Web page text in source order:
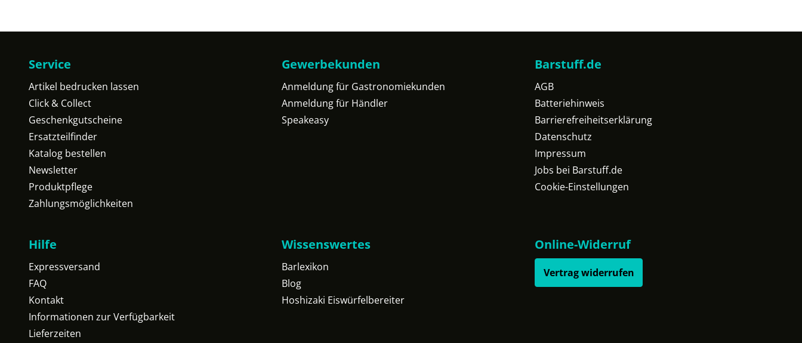
Service
Artikel bedrucken lassen
Click & Collect
Geschenkgutscheine
Ersatzteilfinder
Katalog bestellen
Newsletter
Produktpflege
Zahlungsmöglichkeiten
Gewerbekunden
Anmeldung für Gastronomiekunden
Anmeldung für Händler
Speakeasy
Barstuff.de
AGB
Batteriehinweis
Barrierefreiheitserklärung
Datenschutz
Impressum
Jobs bei Barstuff.de
Cookie-Einstellungen
Hilfe
Expressversand
FAQ
Kontakt
Informationen zur Verfügbarkeit
Lieferzeiten
Wissenswertes
Barlexikon
Blog
Hoshizaki Eiswürfelbereiter
Online-Widerruf
Vertrag widerrufen